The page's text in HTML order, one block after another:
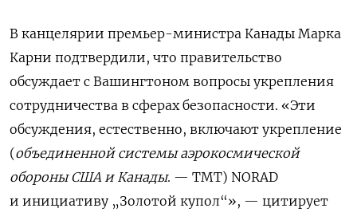
В канцелярии премьер-министра Канады Марка
Карни подтвердили, что правительство
обсуждает с Вашингтоном вопросы укрепления
сотрудничества в сферах безопасности. «Эти
обсуждения, естественно, включают укрепление
(объединенной системы аэрокосмической
обороны США и Канады. — ТМТ) NORAD
и инициативу „Золотой купол“», — цитирует